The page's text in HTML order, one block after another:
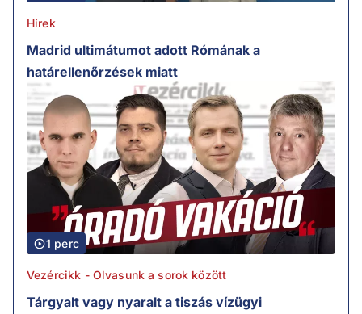
Hírek
Madrid ultimátumot adott Rómának a
határellenőrzések miatt
1 perc
Vezércikk - Olvasunk a sorok között
Tárgyalt vagy nyaralt a tiszás vízügyi